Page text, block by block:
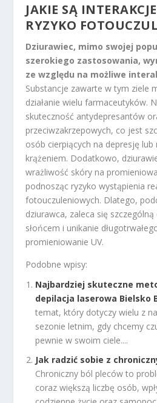
JAKIE SĄ
RYZYKO
Dziurawiec, mimo swojej
szerokiego zastosowania,
ze względu na możliwe
Substancje zawarte w tym ziele
działanie wielu farmaceutyków.
skuteczność antydepresantów
przeciwzakrzepowych, co jest
osób cierpiących na depresję
krążeniem. Dodatkowo,
wrażliwość skóry na
podnosząc ryzyko wystąpienia
fotouczuleniowych. Dlatego,
dziurawca, zaleca się
słońcem i unikanie
promieniowanie UV.
Podobne wpisy:
Najbardziej skuteczne
depilacja laserowa Bielsko
temat, który dotyczy wielu z
sezonie letnim, gdy chcemy
pewnie w swoim ciele....
Jak radzić sobie z
Chroniczny ból pleców to
coraz większą liczbę osób,